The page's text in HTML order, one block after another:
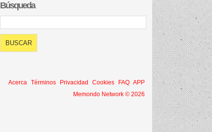
Búsqueda
Acerca Términos Privacidad Cookies FAQ APP
Memondo Network © 2026